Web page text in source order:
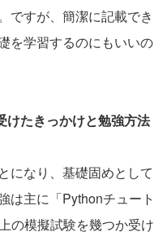
ですが、簡潔に記載でき
を学習するのにもいいの
たきっかけと勉強方法
になり、基礎固めとして
は主に「Pythonチュート
の模擬試験を幾つか受け